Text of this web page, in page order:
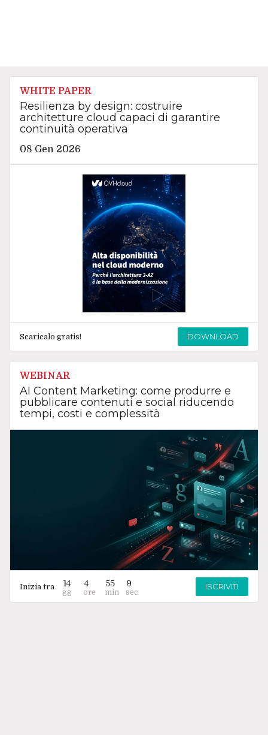
WHITE PAPER
Resilienza by design: costruire
architetture cloud capaci di garantire
continuità operativa
08 Gen 2026
Scaricalo gratis! DOWNLOAD
WEBINAR
AI Content Marketing: come produrre e
pubblicare contenuti e social riducendo
tempi, costi e complessità
Inizia tra 14 4 55 9 ISCRIVITI